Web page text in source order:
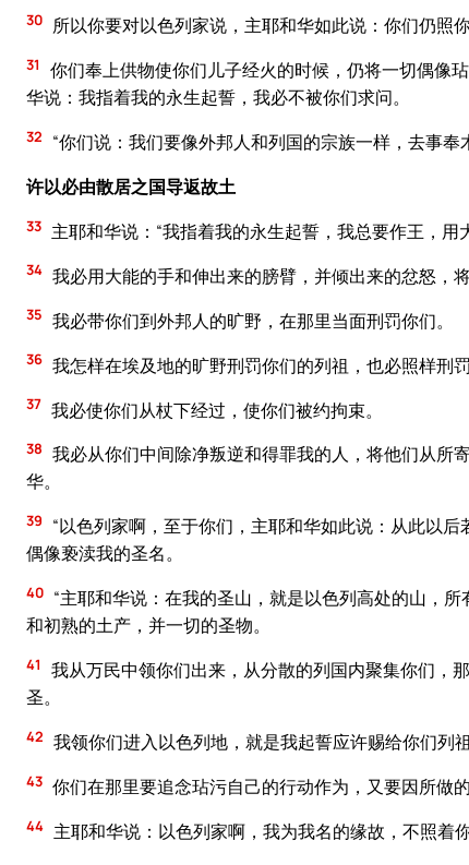
30 所以你要对以色列家说，主耶和华如此说：你们仍照
31
你们奉上供物使你们儿子经火的时候，仍将一切偶像
华说：我指着我的永生起誓，我必不被你们求问。
32
“你们说：我们要像外邦人和列国的宗族一样，去事
许以必由散居之国导返故土
33 主耶和华说：“我指着我的永生起誓，我总要作王，
34 我必用大能的手和伸出来的膀臂，并倾出来的忿怒，
35 我必带你们到外邦人的旷野，在那里当面刑罚你们。
36 我怎样在埃及地的旷野刑罚你们的列祖，也必照样刑
37 我必使你们从杖下经过，使你们被约拘束。
38 我必从你们中间除净叛逆和得罪我的人，将他们从所
华。
39
“以色列家啊，至于你们，主耶和华如此说：从此以
偶像亵渎我的圣名。
40 “主耶和华说：在我的圣山，就是以色列高处的山，
和初熟的土产，并一切的圣物。
41
我从万民中领你们出来，从分散的列国内聚集你们，
圣。
42 我领你们进入以色列地，就是我起誓应许赐给你们列
43 你们在那里要追念玷污自己的行动作为，又要因所做
44 主耶和华说：以色列家啊，我为我名的缘故，不照着